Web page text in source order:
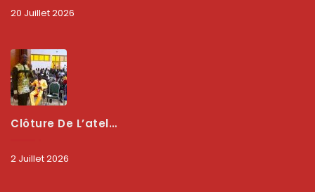
20 Juillet 2026
Clôture De L’atelier National : L’ARCEP Et Les Collectivités Territoriales Consolident Leur Partenariat Pour Booster La Qualité Des Services Numériques
2 Juillet 2026